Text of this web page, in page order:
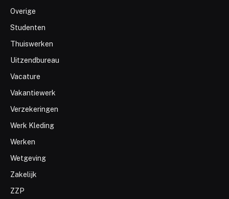
Overige
Studenten
Thuiswerken
Uitzendbureau
Vacature
Vakantiewerk
Verzekeringen
Werk Kleding
Werken
Wetgeving
Zakelijk
ZZP